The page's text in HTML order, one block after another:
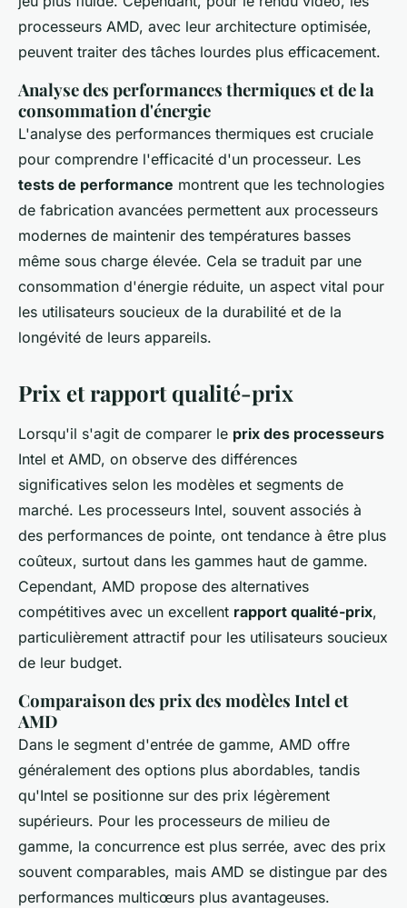
processeurs AMD, avec leur architecture optimisée,
peuvent traiter des tâches lourdes plus efficacement.
Analyse des performances thermiques et de la
consommation d'énergie
L'analyse des performances thermiques est cruciale
pour comprendre l'efficacité d'un processeur. Les
tests de performance montrent que les technologies
de fabrication avancées permettent aux processeurs
modernes de maintenir des températures basses
même sous charge élevée. Cela se traduit par une
consommation d'énergie réduite, un aspect vital pour
les utilisateurs soucieux de la durabilité et de la
longévité de leurs appareils.
Prix et rapport qualité-prix
Lorsqu'il s'agit de comparer le prix des processeurs
Intel et AMD, on observe des différences
significatives selon les modèles et segments de
marché. Les processeurs Intel, souvent associés à
des performances de pointe, ont tendance à être plus
coûteux, surtout dans les gammes haut de gamme.
Cependant, AMD propose des alternatives
compétitives avec un excellent rapport qualité-prix,
particulièrement attractif pour les utilisateurs soucieux
de leur budget.
Comparaison des prix des modèles Intel et
AMD
Dans le segment d'entrée de gamme, AMD offre
généralement des options plus abordables, tandis
qu'Intel se positionne sur des prix légèrement
supérieurs. Pour les processeurs de milieu de
gamme, la concurrence est plus serrée, avec des prix
souvent comparables, mais AMD se distingue par des
performances multicœurs plus avantageuses.